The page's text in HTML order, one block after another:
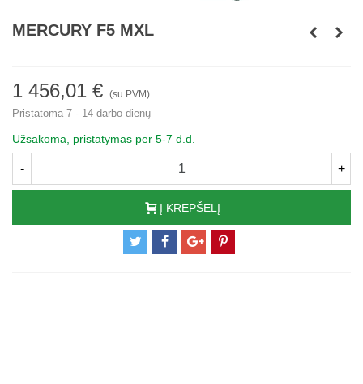
MERCURY F5 MXL
1 456,01 € (su PVM)
Pristatoma 7 - 14 darbo dienų
Užsakoma, pristatymas per 5-7 d.d.
- +
Į KREPŠELĮ